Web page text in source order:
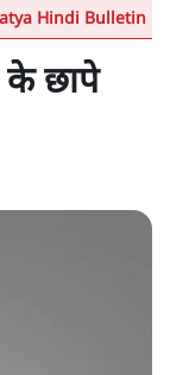
Hindi Bulletin
के छापे